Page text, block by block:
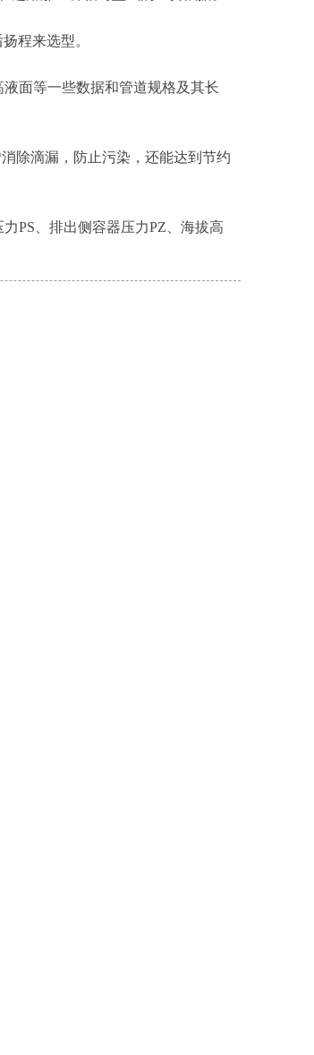
程来选型。
面等一些数据和管道规格及其长
除滴漏，防止污染，还能达到节约
PS、排出侧容器压力PZ、海拔高